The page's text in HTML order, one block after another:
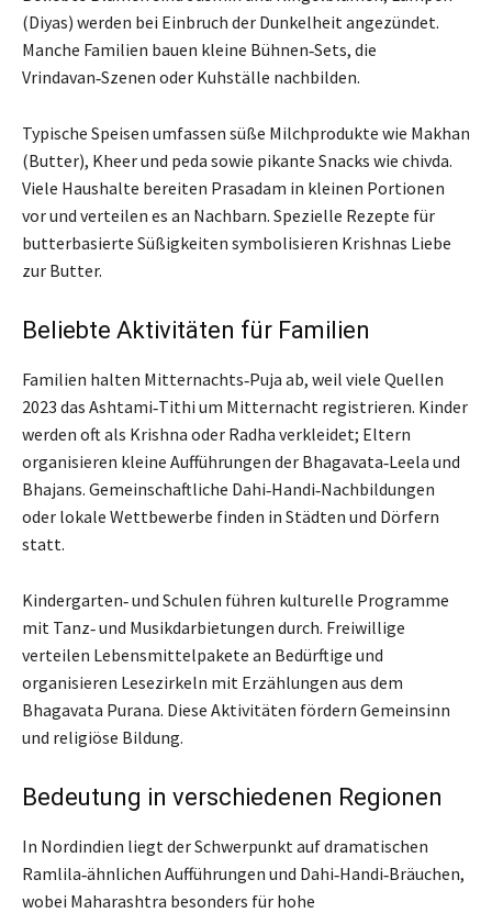
(Diyas) werden bei Einbruch der Dunkelheit angezündet.
Manche Familien bauen kleine Bühnen‑Sets, die
Vrindavan‑Szenen oder Kuhställe nachbilden.
Typische Speisen umfassen süße Milchprodukte wie Makhan
(Butter), Kheer und peda sowie pikante Snacks wie chivda.
Viele Haushalte bereiten Prasadam in kleinen Portionen
vor und verteilen es an Nachbarn. Spezielle Rezepte für
butterbasierte Süßigkeiten symbolisieren Krishnas Liebe
zur Butter.
Beliebte Aktivitäten für Familien
Familien halten Mitternachts‑Puja ab, weil viele Quellen
2023 das Ashtami‑Tithi um Mitternacht registrieren. Kinder
werden oft als Krishna oder Radha verkleidet; Eltern
organisieren kleine Aufführungen der Bhagavata‑Leela und
Bhajans. Gemeinschaftliche Dahi‑Handi‑Nachbildungen
oder lokale Wettbewerbe finden in Städten und Dörfern
statt.
Kindergarten‑ und Schulen führen kulturelle Programme
mit Tanz‑ und Musikdarbietungen durch. Freiwillige
verteilen Lebensmittelpakete an Bedürftige und
organisieren Lesezirkeln mit Erzählungen aus dem
Bhagavata Purana. Diese Aktivitäten fördern Gemeinsinn
und religiöse Bildung.
Bedeutung in verschiedenen Regionen
In Nordindien liegt der Schwerpunkt auf dramatischen
Ramlila‑ähnlichen Aufführungen und Dahi‑Handi‑Bräuchen,
wobei Maharashtra besonders für hohe